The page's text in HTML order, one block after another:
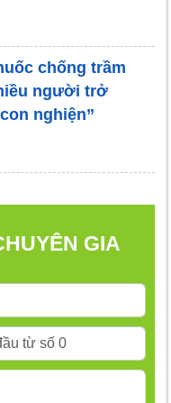
chống trầm
người trở
nghiện”
GIA